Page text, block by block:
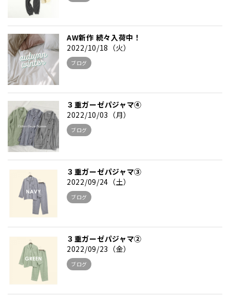
AW新作 続々入荷中！
2022/10/18（火）
ブログ
３重ガーゼパジャマ④
2022/10/03（月）
ブログ
３重ガーゼパジャマ③
2022/09/24（土）
ブログ
３重ガーゼパジャマ②
2022/09/23（金）
ブログ